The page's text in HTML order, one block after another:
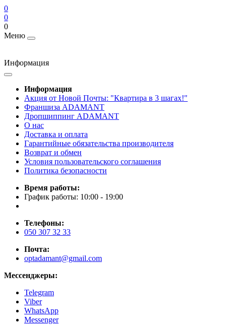
0
0
0
Меню
Информация
Информация
Акция от Новой Почты: "Квартира в 3 шагах!"
Франшиза ADAMANT
Дропшиппинг ADAMANT
О нас
Доставка и оплата
Гарантийные обязательства производителя
Возврат и обмен
Условия пользовательского соглашения
Политика безопасности
Время работы:
График работы: 10:00 - 19:00
Телефоны:
050 307 32 33
Почта:
optadamant@gmail.com
Мессенджеры:
Telegram
Viber
WhatsApp
Messenger